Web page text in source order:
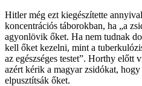
Hitler még ezt kiegészítette
koncentrációs táborokban, ha „a
agyonlövik őket. Ha nem tudnak
kell őket kezelni, mint a
az egészséges testet”. Horthy előtt
azért kérik a magyar zsidókat,
elpusztítsák őket.